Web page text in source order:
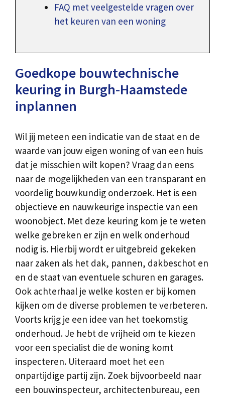
FAQ met veelgestelde vragen over
het keuren van een woning
Goedkope bouwtechnische
keuring in Burgh-Haamstede
inplannen
Wil jij meteen een indicatie van de staat en de
waarde van jouw eigen woning of van een huis
dat je misschien wilt kopen? Vraag dan eens
naar de mogelijkheden van een transparant en
voordelig bouwkundig onderzoek. Het is een
objectieve en nauwkeurige inspectie van een
woonobject. Met deze keuring kom je te weten
welke gebreken er zijn en welk onderhoud
nodig is. Hierbij wordt er uitgebreid gekeken
naar zaken als het dak, pannen, dakbeschot en
en de staat van eventuele schuren en garages.
Ook achterhaal je welke kosten er bij komen
kijken om de diverse problemen te verbeteren.
Voorts krijg je een idee van het toekomstig
onderhoud. Je hebt de vrijheid om te kiezen
voor een specialist die de woning komt
inspecteren. Uiteraard moet het een
onpartijdige partij zijn. Zoek bijvoorbeeld naar
een bouwinspecteur, architectenbureau, een